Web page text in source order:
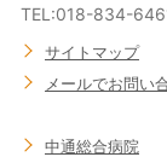
TEL:018-834-
サイトマップ
メールでお問い
中通総合病院